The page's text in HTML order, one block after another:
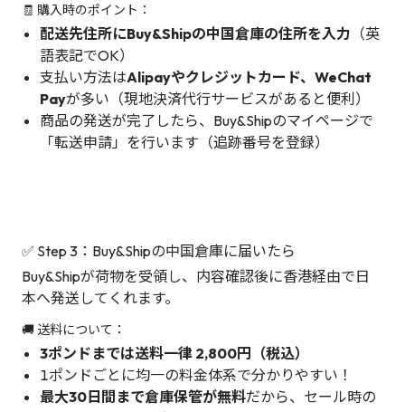
🧾 購入時のポイント：
配送先住所にBuy&Shipの中国倉庫の住所を入力 （英
語表記でOK）
支払い方法はAlipayやクレジットカード、WeChat
Payが多い（現地決済代行サービスがあると便利）
商品の発送が完了したら、Buy&Shipのマイページで
「転送申請」を行います（追跡番号を登録）
✅ Step 3：Buy&Shipの中国倉庫に届いたら
Buy&Shipが荷物を受領し、内容確認後に香港経由で日
本へ発送してくれます。
🚚 送料について：
3ポンドまでは送料一律 2,800円（税込）
1ポンドごとに均一の料金体系で分かりやすい！
最大30日間まで倉庫保管が無料だから、セール時の